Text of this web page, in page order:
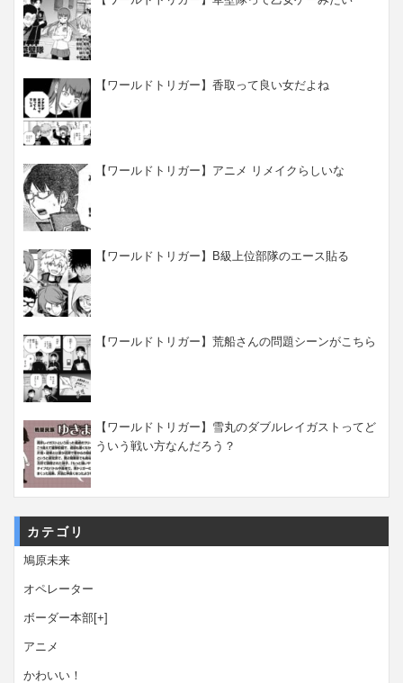
【ワールドトリガー】香取って良い女だよね
【ワールドトリガー】アニメ リメイクらしいな
【ワールドトリガー】B級上位部隊のエース貼る
【ワールドトリガー】荒船さんの問題シーンがこちら
【ワールドトリガー】雪丸のダブルレイガストってど
ういう戦い方なんだろう？
カテゴリ
鳩原未来
オペレーター
ボーダー本部[+]
アニメ
かわいい！